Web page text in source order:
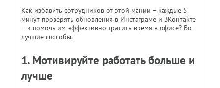
Как избавить сотрудников от этой мании – каждые 5
минут проверять обновления в Инстаграме и ВКонтакте
– и помочь им эффективно тратить время в офисе? Вот
лучшие способы.
1. Мотивируйте работать больше и
лучше